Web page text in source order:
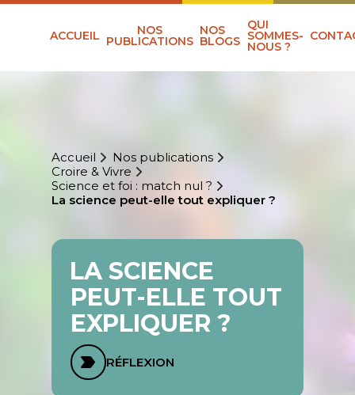
ACCUEIL NOS
PUBLICATIONS
NOS
BLOGS
QUI
SOMMES-
NOUS ?
Accueil
Nos publications
Croire & Vivre
Science et foi : match nul ?
La science peut-elle tout expliquer ?
LA SCIENCE
PEUT-ELLE TOUT
EXPLIQUER ?
RÉFLEXION